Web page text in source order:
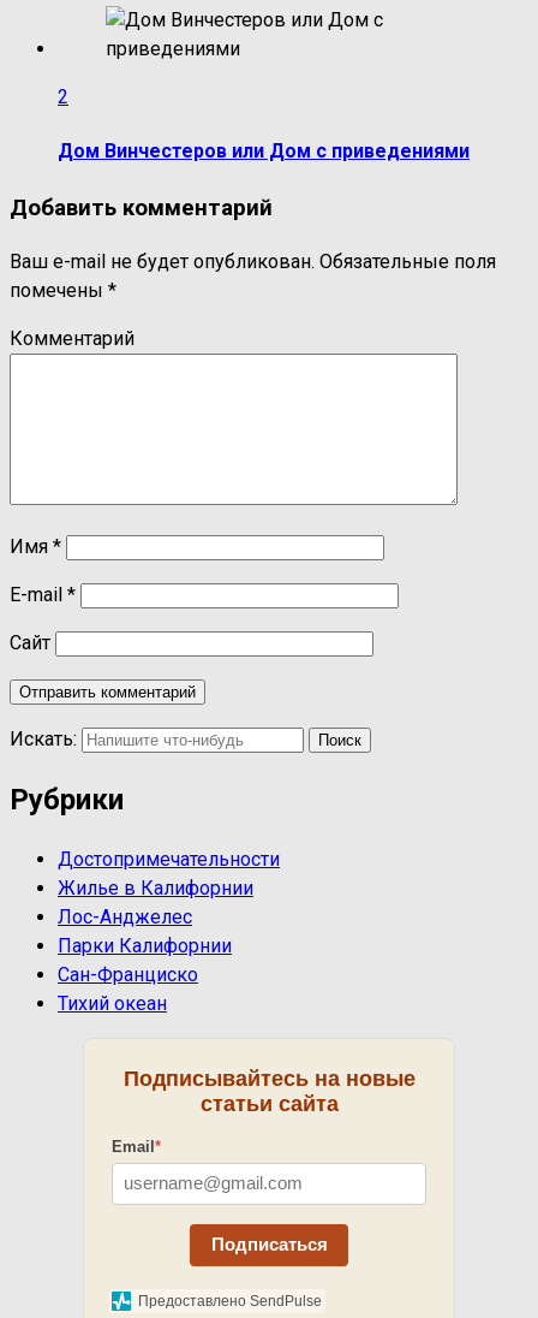
2
Дом Винчестеров или Дом с приведениями
Добавить комментарий
Ваш e-mail не будет опубликован. Обязательные поля
помечены *
Комментарий
Имя *
E-mail *
Сайт
Искать:
Рубрики
Достопримечательности
Жилье в Калифорнии
Лос-Анджелес
Парки Калифорнии
Сан-Франциско
Тихий океан
Подписывайтесь на новые
статьи сайта
Email *
Подписаться
Предоставлено SendPulse